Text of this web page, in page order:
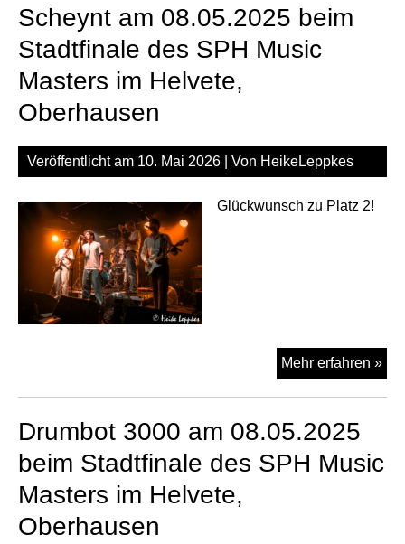
Scheynt am 08.05.2025 beim
Stadtfinale des SPH Music
Masters im Helvete,
Oberhausen
Veröffentlicht am 10. Mai 2026 | Von HeikeLeppkes
Glückwunsch zu Platz 2!
Mehr erfahren »
am
des
Drumbot 3000 am 08.05.2025
beim Stadtfinale des SPH Music
Masters im Helvete,
Oberhausen